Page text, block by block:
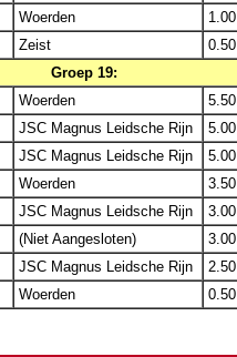
Woerden
1.00
Zeist
0.50
Groep 19:
Woerden
5.50
JSC Magnus Leidsche Rijn
5.00
JSC Magnus Leidsche Rijn
5.00
Woerden
3.50
JSC Magnus Leidsche Rijn
3.00
(Niet Aangesloten)
3.00
JSC Magnus Leidsche Rijn
2.50
Woerden 0.50